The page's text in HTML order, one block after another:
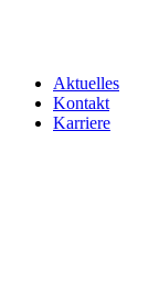
Aktuelles
Kontakt
Karriere